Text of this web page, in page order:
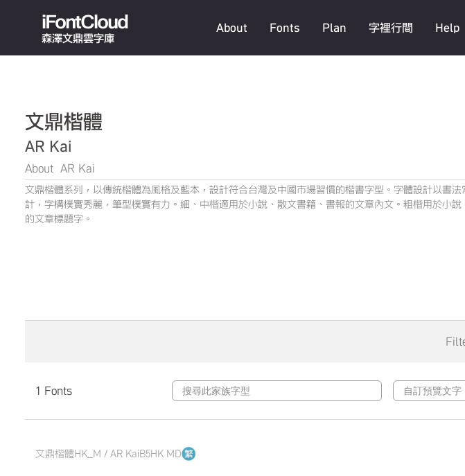
iFontCloud
森澤文鼎雲字庫
About Fonts Plan 字裡行間 Help
文鼎楷體
AR Kai
About AR Kai
文鼎楷體系列，以傳統楷體為風格及藍本，設計符合台灣及中國市場習慣的楷書字型。字體設計以書法
計，字構樸實秀麗，筆型樸實有力。細、中楷適用於小說、散文書籍、書報的文章內文。粗楷用於小說
的文章標題字。
1 Fonts
文鼎楷體HK_M / AR KaiB5HK MD